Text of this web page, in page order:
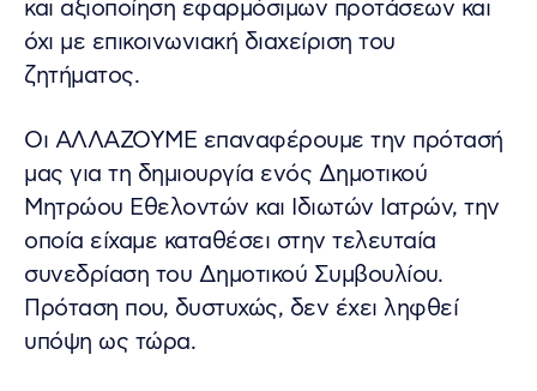
και αξιοποίηση εφαρμόσιμων προτάσεων και
όχι με επικοινωνιακή διαχείριση του
ζητήματος.
Οι ΑΛΛΑΖΟΥΜΕ επαναφέρουμε την πρότασή
μας για τη δημιουργία ενός Δημοτικού
Μητρώου Εθελοντών και Ιδιωτών Ιατρών, την
οποία είχαμε καταθέσει στην τελευταία
συνεδρίαση του Δημοτικού Συμβουλίου.
Πρόταση που, δυστυχώς, δεν έχει ληφθεί
υπόψη ως τώρα.